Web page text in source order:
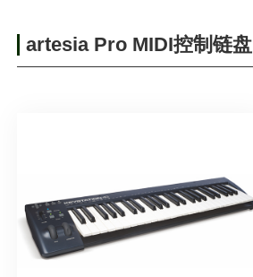
artesia Pro MIDI控制链盘